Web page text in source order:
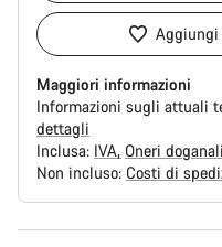
Maggiori informazioni
Informazioni sugli attuali
dettagli
Inclusa: IVA Oneri
Non incluso: Costi di